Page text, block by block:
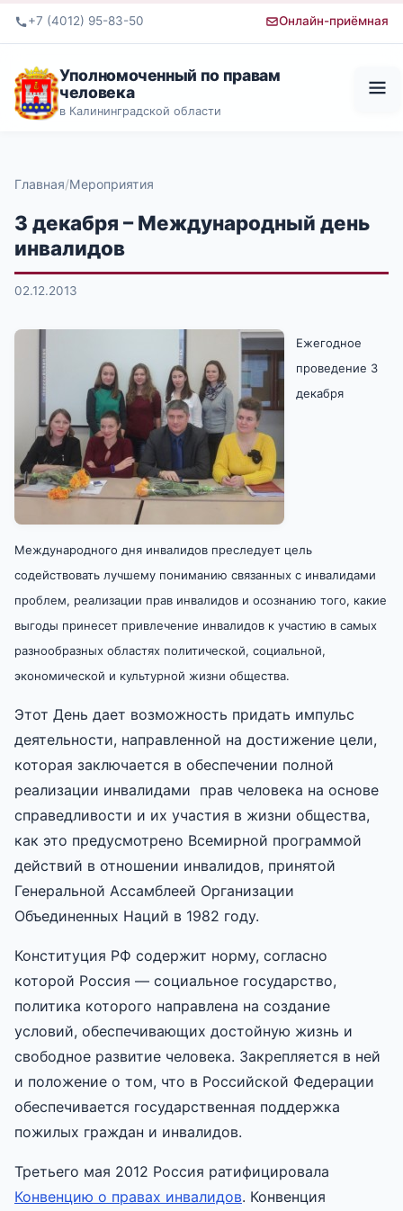
+7 (4012) 95-83-50 Онлайн-приёмная
Уполномоченный по правам
человека
в Калининградской области
Главная Мероприятия
3 декабря – Международный день
инвалидов
02.12.2013
Ежегодное
проведение 3
декабря
Международного дня инвалидов преследует цель
содействовать лучшему пониманию связанных с инвалидами
проблем, реализации прав инвалидов и осознанию того, какие
выгоды принесет привлечение инвалидов к участию в самых
разнообразных областях политической, социальной,
экономической и культурной жизни общества.
Этот День дает возможность придать импульс
деятельности, направленной на достижение цели,
которая заключается в обеспечении полной
реализации инвалидами прав человека на основе
справедливости и их участия в жизни общества,
как это предусмотрено Всемирной программой
действий в отношении инвалидов, принятой
Генеральной Ассамблеей Организации
Объединенных Наций в 1982 году.
Конституция РФ содержит норму, согласно
которой Россия — социальное государство,
политика которого направлена на создание
условий, обеспечивающих достойную жизнь и
свободное развитие человека. Закрепляется в ней
и положение о том, что в Российской Федерации
обеспечивается государственная поддержка
пожилых граждан и инвалидов.
Третьего мая 2012 Россия ратифицировала
Конвенцию о правах инвалидов. Конвенция